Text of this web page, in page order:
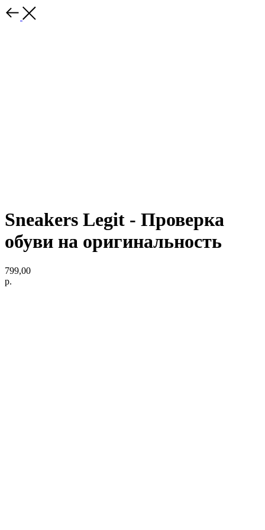
Sneakers Legit - Проверка
обуви на оригинальность
799,00
р.